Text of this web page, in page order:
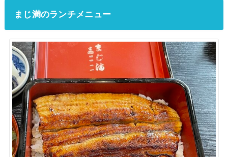
まじ満のランチメニュー